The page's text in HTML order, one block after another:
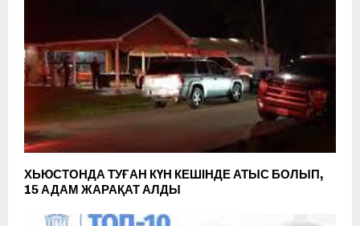
ХЬЮСТОНДА ТУҒАН КҮН КЕШІНДЕ АТЫС БОЛЫП,
15 АДАМ ЖАРАҚАТ АЛДЫ